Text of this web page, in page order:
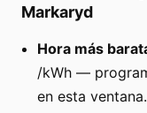
Markaryd
Hora más
/kWh —
en esta ventana.